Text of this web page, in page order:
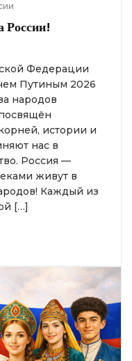
России!
Федерации
Путиным 2026
народов
истории и
нас в
Россия —
живут в
Каждый из
[…]